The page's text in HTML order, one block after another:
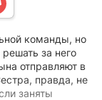
команды, но
за него
отправляют в
правда, не
заняты